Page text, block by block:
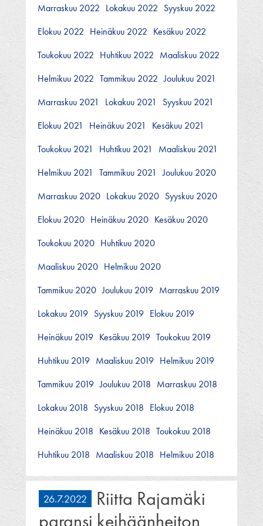
Marraskuu 2022 Lokakuu 2022 Syyskuu 2022
Elokuu 2022 Heinäkuu 2022 Kesäkuu 2022
Toukokuu 2022 Huhtikuu 2022 Maaliskuu 2022
Helmikuu 2022 Tammikuu 2022 Joulukuu 2021
Marraskuu 2021
Lokakuu 2021
Syyskuu 2021
Elokuu 2021
Heinäkuu 2021
Kesäkuu 2021
Toukokuu 2021
Huhtikuu 2021
Maaliskuu 2021
Helmikuu 2021
Tammikuu 2021
Joulukuu 2020
Marraskuu 2020 Lokakuu 2020 Syyskuu 2020
Elokuu 2020 Heinäkuu 2020 Kesäkuu 2020
Toukokuu 2020 Huhtikuu 2020
Maaliskuu 2020 Helmikuu 2020
Tammikuu 2020 Joulukuu 2019 Marraskuu 2019
Lokakuu 2019 Syyskuu 2019 Elokuu 2019
Heinäkuu 2019 Kesäkuu 2019 Toukokuu 2019
Huhtikuu 2019 Maaliskuu 2019 Helmikuu 2019
Tammikuu 2019 Joulukuu 2018 Marraskuu 2018
Lokakuu 2018 Syyskuu 2018 Elokuu 2018
Heinäkuu 2018 Kesäkuu 2018 Toukokuu 2018
Huhtikuu 2018 Maaliskuu 2018 Helmikuu 2018
26.7.2022
Riitta Rajamäki
paransi keihäänheiton